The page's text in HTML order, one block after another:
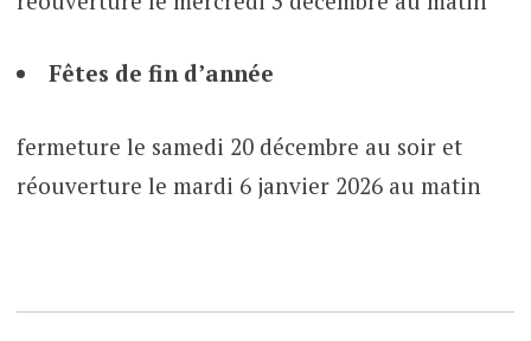
Fêtes de fin d’année
fermeture le samedi 20 décembre au soir et
réouverture le mardi 6 janvier 2026 au matin